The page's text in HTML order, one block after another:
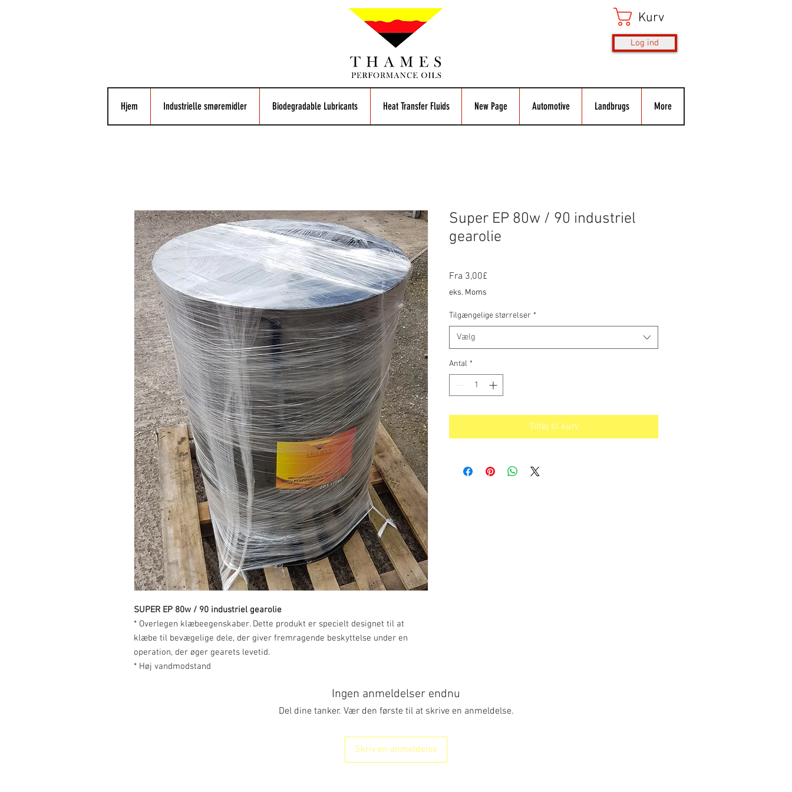
Kurv
Log ind
Hjem Industrielle smøremidler Biodegradable Lubricants Heat Transfer Fluids New Page Automotive Landbrugs More
SUPER EP 80w / 90 industriel gearolie
* Overlegen klæbeegenskaber. Dette produkt er specielt designet til at
klæbe til bevægelige dele, der giver fremragende beskyttelse under en
operation, der øger gearets levetid.
* Høj vandmodstand
Super EP 80w / 90 industriel
gearolie
Fra 3,00£
eks. Moms
Tilgængelige størrelser *
Vælg
Antal *
Tilføj til kurv
Ingen anmeldelser endnu
Del dine tanker. Vær den første til at skrive en anmeldelse.
Skriv en anmeldelse